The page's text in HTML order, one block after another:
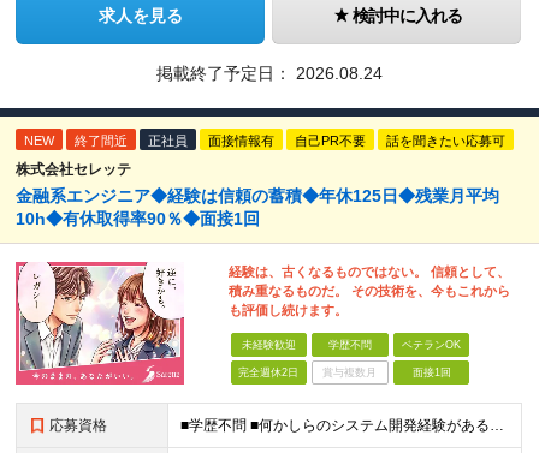
求人を見る 検討中に入れる
掲載終了予定日： 2026.08.24
NEW 終了間近 正社員 面接情報有 自己PR不要 話を聞きたい応募可
株式会社セレッテ
金融系エンジニア◆経験は信頼の蓄積◆年休125日◆残業月平均
10h◆有休取得率90％◆面接1回
経験は、古くなるものではない。 信頼として、
積み重なるものだ。 その技術を、今もこれから
も評価し続けます。
未経験歓迎 学歴不問 ベテランOK
完全週休2日 賞与複数月 面接1回
応募資格 ■学歴不問 ■何かしらのシステム開発経験がある方(2年以上・ジャンル不問) 【活かせる経験・スキル】 基本設計までの開発経験がある方なら即戦力として活躍いただけます。 【特に活かせるスキル】 ・J